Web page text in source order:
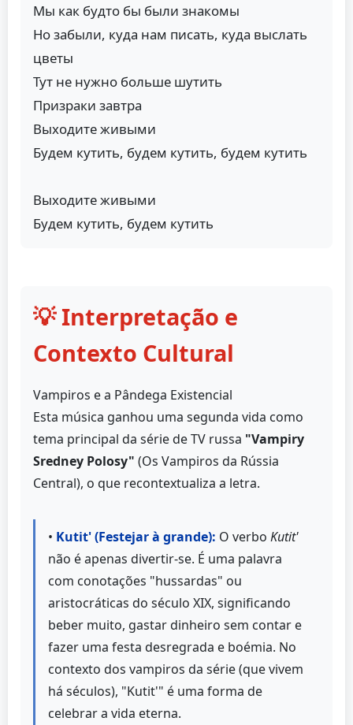
Мы как будто бы были знакомы
Но забыли, куда нам писать, куда выслать
цветы
Тут не нужно больше шутить
Призраки завтра
Выходите живыми
Будем кутить, будем кутить, будем кутить
Выходите живыми
Будем кутить, будем кутить
💡 Interpretação e
Contexto Cultural
Vampiros e a Pândega Existencial
Esta música ganhou uma segunda vida como
tema principal da série de TV russa "Vampiry
Sredney Polosy" (Os Vampiros da Rússia
Central), o que recontextualiza a letra.
• Kutit' (Festejar à grande): O verbo Kutit'
não é apenas divertir-se. É uma palavra
com conotações "hussardas" ou
aristocráticas do século XIX, significando
beber muito, gastar dinheiro sem contar e
fazer uma festa desregrada e boémia. No
contexto dos vampiros da série (que vivem
há séculos), "Kutit'" é uma forma de
celebrar a vida eterna.